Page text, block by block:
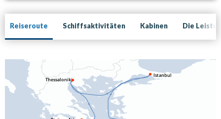
Reiseroute Schiffsaktivitäten Kabinen Die